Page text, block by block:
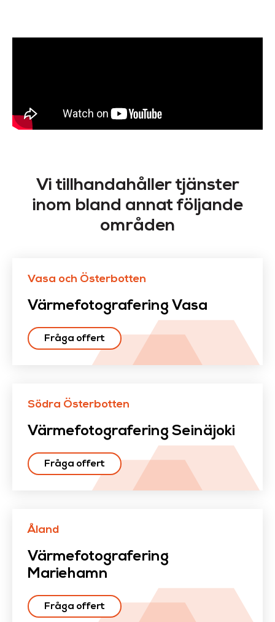
Vi tillhandahåller tjänster
inom bland annat följande
områden
Vasa och Österbotten
Värmefotografering Vasa
Fråga offert
Södra Österbotten
Värmefotografering Seinäjoki
Fråga offert
Åland
Värmefotografering
Mariehamn
Fråga offert